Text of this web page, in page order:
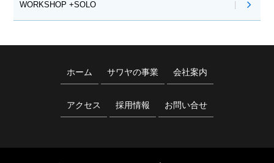
WORKSHOP +SOLO
ホーム サワヤの事業 会社案内
アクセス 採用情報 お問い合せ